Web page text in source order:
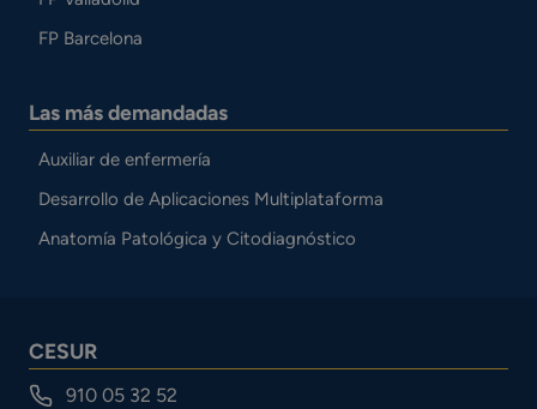
FP Barcelona
Las más demandadas
Auxiliar de enfermería
Desarrollo de Aplicaciones Multiplataforma
Anatomía Patológica y Citodiagnóstico
CESUR
910 05 32 52